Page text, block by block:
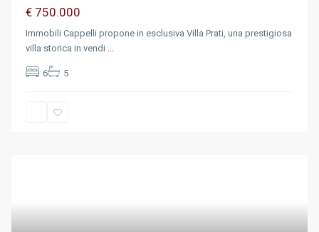
€ 750.000
Immobili Cappelli propone in esclusiva Villa Prati, una prestigiosa
villa storica in vendi ...
6 5